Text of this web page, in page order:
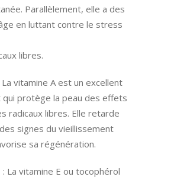
Parallèlement, elle a des
en luttant contre le stress
libres.
La vitamine A est un excellent
qui protège la peau des effets
radicaux libres. Elle retarde
signes du vieillissement
sa régénération.
: La vitamine E ou tocophérol